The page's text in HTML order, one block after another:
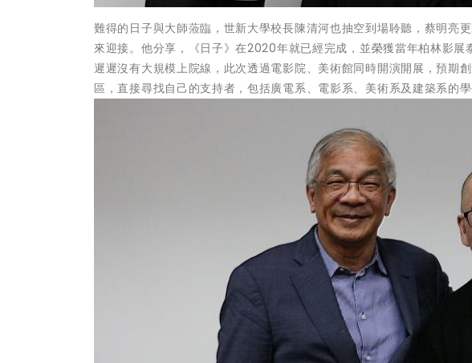
難得的日子與大師蒞臨，世新大學校長陳清河也抽空到場聆聽，蔡明亮
來迎接。他分享，《日子》在2020年就已經完成，並榮獲當年柏林影
遲遲沒有大規模上院線，此次透過電影院、美術館同時開演開展，預期
區，直接尋找自己的支持者，包括廣電系、電影系、美術系及建築系的學